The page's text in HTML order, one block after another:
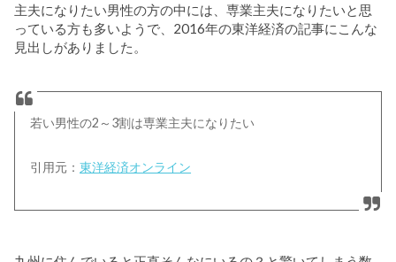
主夫になりたい男性の方の中には、専業主夫になりたいと思
っている方も多いようで、2016年の東洋経済の記事にこんな
見出しがありました。
若い男性の2～3割は専業主夫になりたい
引用元：東洋経済オンライン